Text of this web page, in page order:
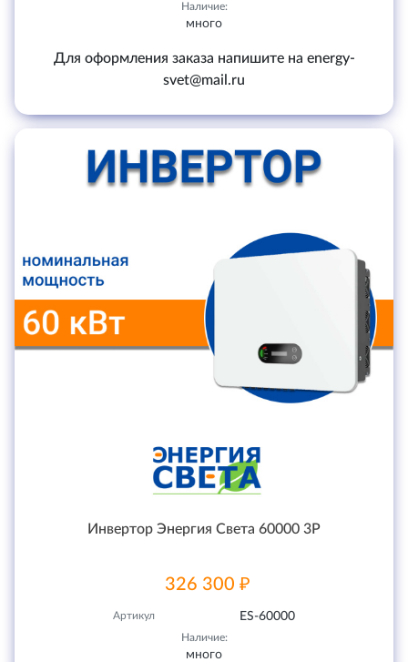
Наличие:
много
Для оформления заказа напишите на energy-
svet@mail.ru
Инвертор Энергия Света 60000 3P
326 300 ₽
Артикул ES-60000
Наличие:
много